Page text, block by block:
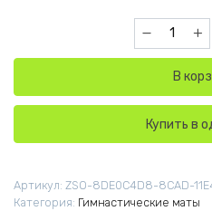
В
Купить в
Артикул: ZSO-8DE0C4D8-8CAD-
Категория: Гимнастические маты